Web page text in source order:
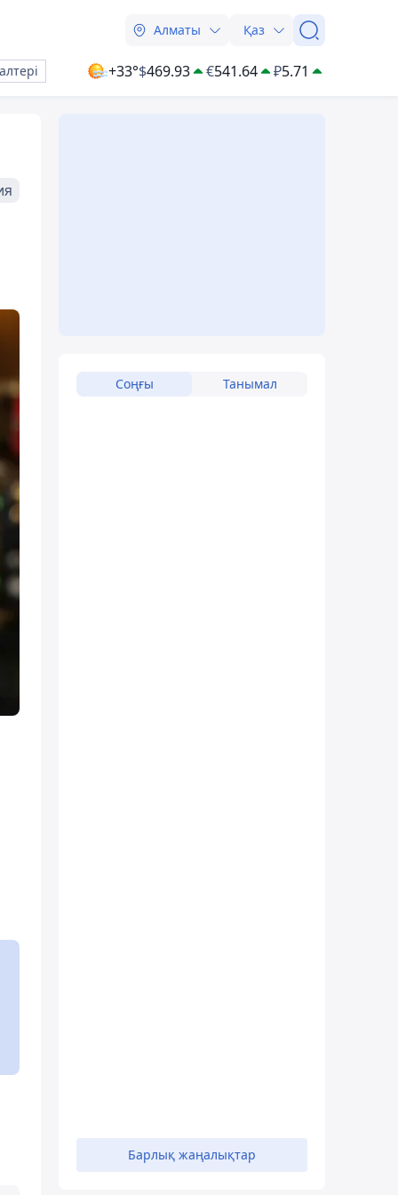
Алматы Қаз
+33°$469.93 €541.64 ₽5.71
Соңғы Танымал
Барлық жаңалықтар